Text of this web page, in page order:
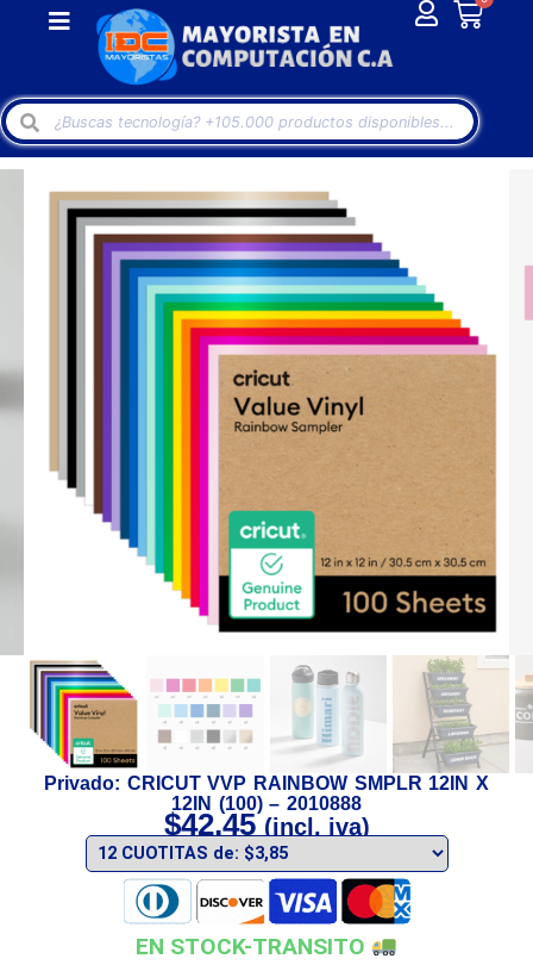
Privado: CRICUT VVP RAINBOW SMPLR 12IN X
12IN (100) – 2010888
$42,45 (incl. iva)
EN STOCK-TRANSITO